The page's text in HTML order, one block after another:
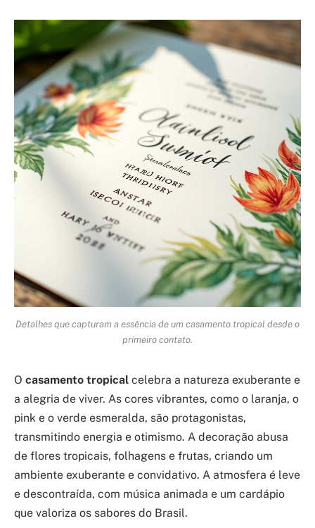
Detalhes que capturam a essência de um casamento tropical desde o
primeiro contato.
O casamento tropical celebra a natureza exuberante e
a alegria de viver. As cores vibrantes, como o laranja, o
pink e o verde esmeralda, são protagonistas,
transmitindo energia e otimismo. A decoração abusa
de flores tropicais, folhagens e frutas, criando um
ambiente exuberante e convidativo. A atmosfera é leve
e descontraída, com música animada e um cardápio
que valoriza os sabores do Brasil.